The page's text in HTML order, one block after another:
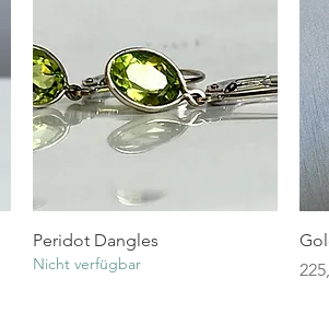
Schnellansicht
Peridot Dangles
Nicht verfügbar